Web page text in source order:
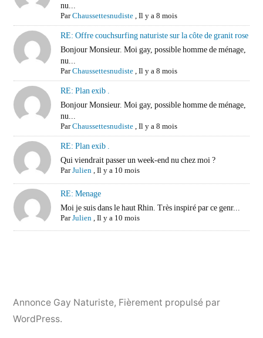
nu...
ParChaussettesnudiste,Il y a 8 mois
RE: Offre couchsurfing naturiste sur la côte de granit rose
Bonjour Monsieur. Moi gay, possible homme de ménage,
nu...
ParChaussettesnudiste,Il y a 8 mois
RE: Plan exib .
Bonjour Monsieur. Moi gay, possible homme de ménage,
nu...
ParChaussettesnudiste,Il y a 8 mois
RE: Plan exib .
Qui viendrait passer un week-end nu chez moi ?
ParJulien,Il y a 10 mois
RE: Menage
Moi je suis dans le haut Rhin. Très inspiré par ce genr...
ParJulien,Il y a 10 mois
Annonce Gay Naturiste, Fièrement propulsé par
WordPress.